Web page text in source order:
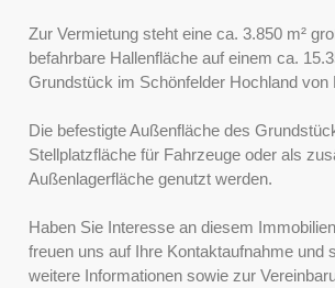
Zur Vermietung steht eine ca. 3.850 m²
befahrbare Hallenfläche auf einem ca.
Grundstück im Schönfelder Hochland von
Die befestigte Außenfläche des
Stellplatzfläche für Fahrzeuge oder als
Außenlagerfläche genutzt werden.
Haben Sie Interesse an diesem
freuen uns auf Ihre Kontaktaufnahme und
weitere Informationen sowie zur